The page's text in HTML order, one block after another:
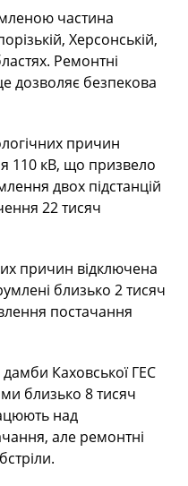
частина
Херсонській,
Ремонтні
дозволяє безпекова
причин
110 кВ, що призвело
двох підстанцій
22 тисяч
причин відключена
близько 2 тисяч
постачання
дамби Каховської ГЕС
близько 8 тисяч
над
але ремонтні